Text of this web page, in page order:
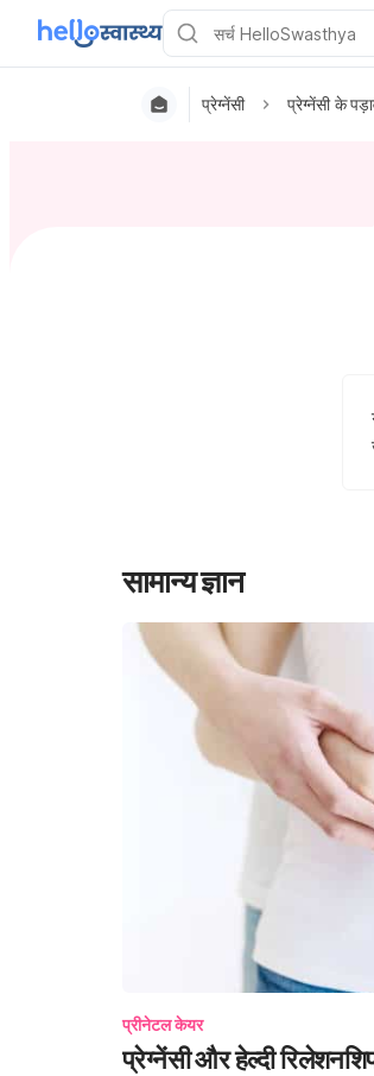
प्रेग्नेंसी प्रेग्नेंसी के
सामान्य ज्ञान
प्रीनेटल केयर
प्रेग्नेंसी और हेल्दी